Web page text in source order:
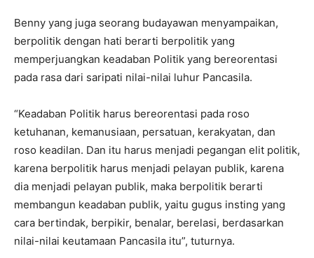
Benny yang juga seorang budayawan menyampaikan,
berpolitik dengan hati berarti berpolitik yang
memperjuangkan keadaban Politik yang bereorentasi
pada rasa dari saripati nilai-nilai luhur Pancasila.
“Keadaban Politik harus bereorentasi pada roso
ketuhanan, kemanusiaan, persatuan, kerakyatan, dan
roso keadilan. Dan itu harus menjadi pegangan elit politik,
karena berpolitik harus menjadi pelayan publik, karena
dia menjadi pelayan publik, maka berpolitik berarti
membangun keadaban publik, yaitu gugus insting yang
cara bertindak, berpikir, benalar, berelasi, berdasarkan
nilai-nilai keutamaan Pancasila itu”, tuturnya.